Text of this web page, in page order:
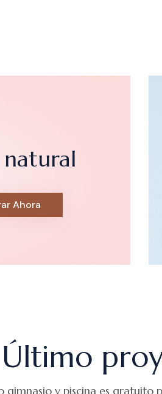
Ahora
Último
gimnasio y piscina es